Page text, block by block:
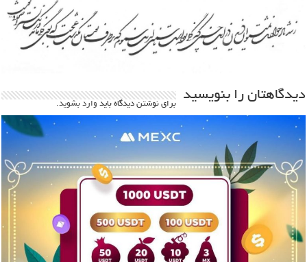
دیدگاهتان را بنویسید
برای نوشتن دیدگاه باید وارد بشوید.